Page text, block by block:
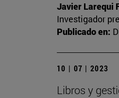
Javier Larequi
Investigador
Publicado en:
10 | 07 | 2023
Libros y